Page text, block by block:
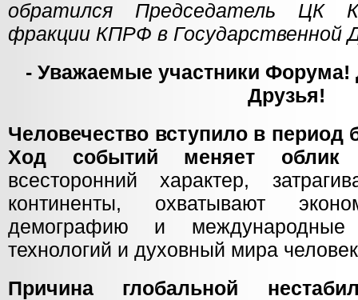
обратился Председатель ЦК
фракции КПРФ в Государственной
- Уважаемые участники Форума!
Друзья!
Человечество вступило в период
Ход событий меняет облик
всесторонний характер,
континенты, охватывают
демографию и
технологий и духовный мира
Причина глобальной